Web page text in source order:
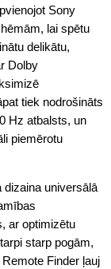
Sony
lai spētu
delikātu,
Dolby
tiek nodrošināts
Hz atbalsts, un
piemērotu
dizaina universālā
ar optimizētu
starp pogām,
Finder ļauj